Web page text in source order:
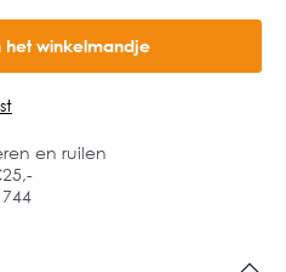
het winkelmandje
en ruilen